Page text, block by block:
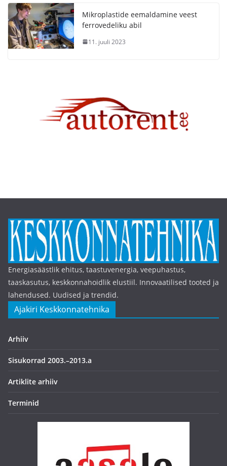
Mikroplastide eemaldamine veest
ferrovedeliku abil
11. juuli 2023
Energiasäästlik ehitus, taastuvenergia, veepuhastus,
taaskasutus, keskkonnahoidlik elustiil. Innovaatilised tooted ja
lahendused. Uudised ja trendid.
Ajakiri Keskkonnatehnika
Arhiiv
Sisukorrad 2003.–2013.a
Artiklite arhiiv
Terminid